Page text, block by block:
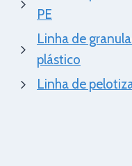
PE
Linha de
plástico
Linha de